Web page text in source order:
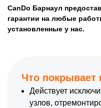
CanDo Барнаул
гарантии на любые
установленные у нас.
Что покрывает
Действует
узлов,